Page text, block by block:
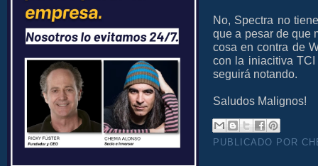
No, Spectra no
que a pesar de que
cosa en contra de
con la iniacitiva
seguirá notando.
Saludos Malignos!
PUBLICADO POR